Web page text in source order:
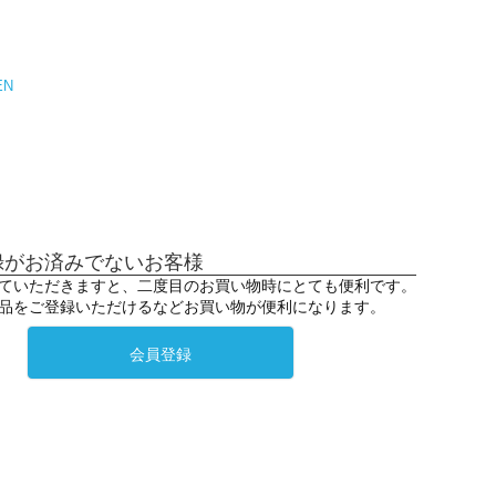
お済みでないお客様
いただきますと、二度目のお買い物時にとても便利です。
をご登録いただけるなどお買い物が便利になります。
会員登録